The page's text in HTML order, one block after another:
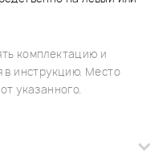
комплектацию и
в инструкцию. Место
указанного.